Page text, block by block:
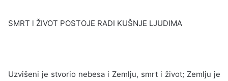
SMRT l ŽIVOT POSTOJE RADI KUŠNJE LJUDIMA
Uzvišeni je stvorio nebesa i Zemlju, smrt i život; Zemlju je